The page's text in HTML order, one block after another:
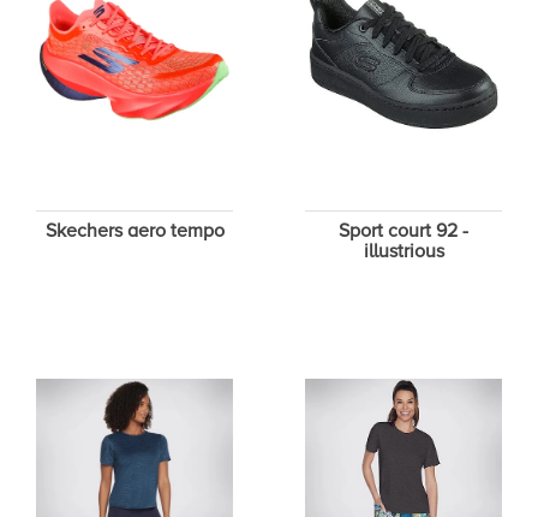
Skechers aero tempo
Sport court 92 -
illustrious